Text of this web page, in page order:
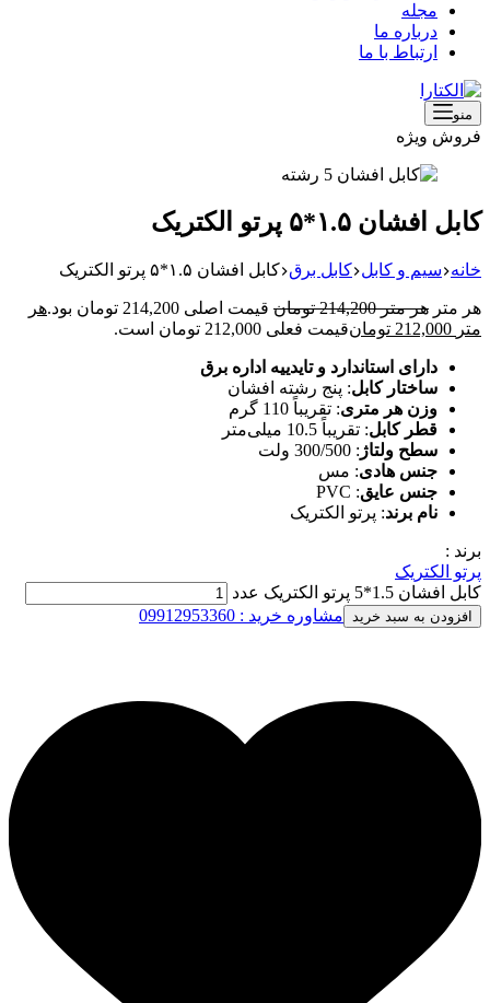
مجله
درباره ما
ارتباط با ما
منو
فروش ویژه
کابل افشان ۱.۵*۵ پرتو الکتریک
خانه سیم و کابل کابل برق کابل افشان ۱.۵*۵ پرتو الکتریک
هر متر هر متر 214,200 تومان قیمت اصلی 214,200 تومان بود.
هر
متر 212,000 تومانقیمت فعلی 212,000 تومان است.
دارای استاندارد و تایدییه اداره برق
ساختار کابل: پنج رشته افشان
وزن هر متری: تقریباً 110 گرم
قطر کابل: تقریباً 10.5 میلی‌متر
سطح ولتاژ : 300/500 ولت
جنس هادی: مس
جنس عایق: PVC
نام برند: پرتو الکتریک
برند :
پرتو الکتریک
کابل افشان 1.5*5 پرتو الکتریک عدد
افزودن به سبد خرید مشاوره خرید : 09912953360